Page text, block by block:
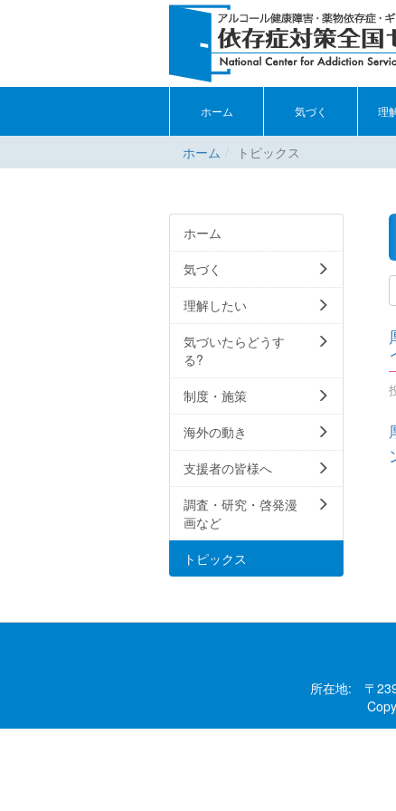
ホーム 気づく 理
ホーム トピックス
ホーム
気づく
理解したい
気づいたらどうす
る?
制度・施策
海外の動き
支援者の皆様へ
調査・研究・啓発漫
画など
トピックス
所在地: 〒